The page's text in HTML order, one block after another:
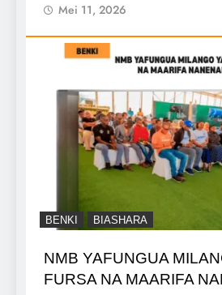
Mei 11, 2026
BENKI BIASHARA
NMB YAFUNGUA
FURSA NA MAARIFA